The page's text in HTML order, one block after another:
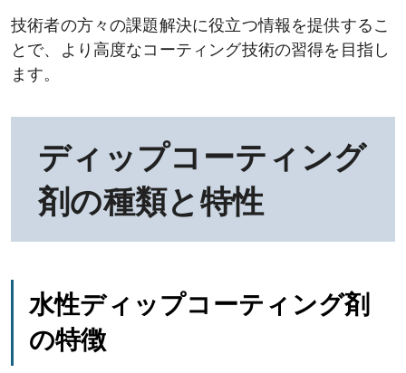
技術者の方々の課題解決に役立つ情報を提供するこ
とで、より高度なコーティング技術の習得を目指し
ます。
ディップコーティング
剤の種類と特性
水性ディップコーティング剤
の特徴